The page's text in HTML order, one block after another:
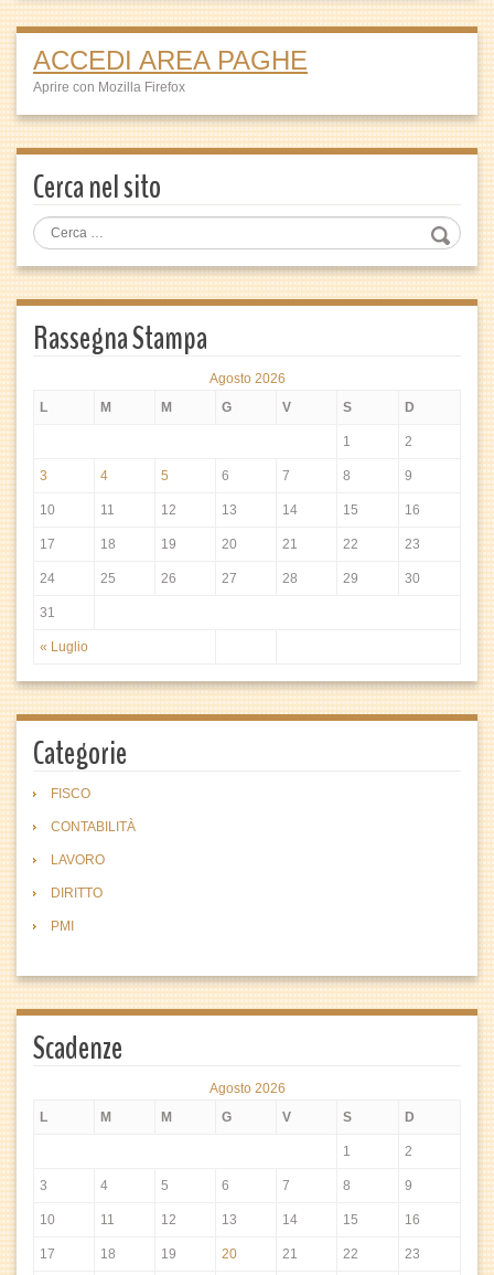
ACCEDI AREA PAGHE
Aprire con Mozilla Firefox
Cerca nel sito
Rassegna Stampa
Agosto 2026
L
M M G V S D
« Luglio
1 2
3 4 5 6 7 8 9
10 11 12 13 14 15 16
17 18 19 20 21 22 23
24 25 26 27 28 29 30
31
Categorie
FISCO
CONTABILITÀ
LAVORO
DIRITTO
PMI
Scadenze
Agosto 2026
L
M M G V S D
1 2
3 4 5 6 7 8 9
10 11 12 13 14 15 16
17 18 19 20 21 22 23